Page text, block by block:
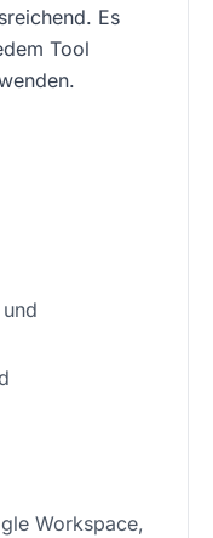
Es
Tool
Workspace,